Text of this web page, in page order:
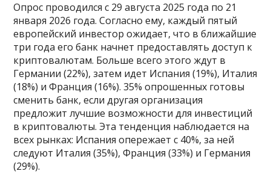
Опрос проводился с 29 августа 2025 года по 21
января 2026 года. Согласно ему, каждый пятый
европейский инвестор ожидает, что в ближайшие
три года его банк начнет предоставлять доступ к
криптовалютам. Больше всего этого ждут в
Германии (22%), затем идет Испания (19%), Италия
(18%) и Франция (16%). 35% опрошенных готовы
сменить банк, если другая организация
предложит лучшие возможности для инвестиций
в криптовалюты. Эта тенденция наблюдается на
всех рынках: Испания опережает с 40%, за ней
следуют Италия (35%), Франция (33%) и Германия
(29%).